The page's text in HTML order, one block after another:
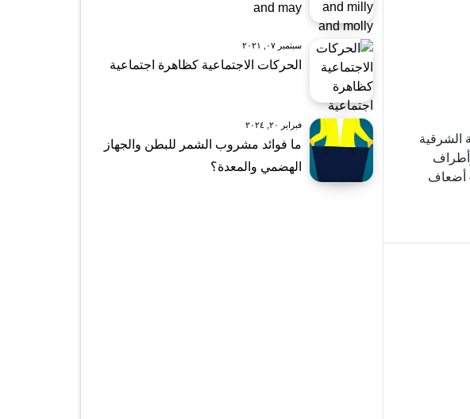
الشرقية
غينيا، حيث أن مساحة أراضيها أكثر بـ4 أضعاف
and may
سبتمبر ٠٧, ٢٠٢١
الحركات الاجتماعية كظاهرة اجتماعية
فبراير ٢٠, ٢٠٢٤
ما فوائد مشروب الشمر للبطن والجهاز
الهضمي والمعدة؟